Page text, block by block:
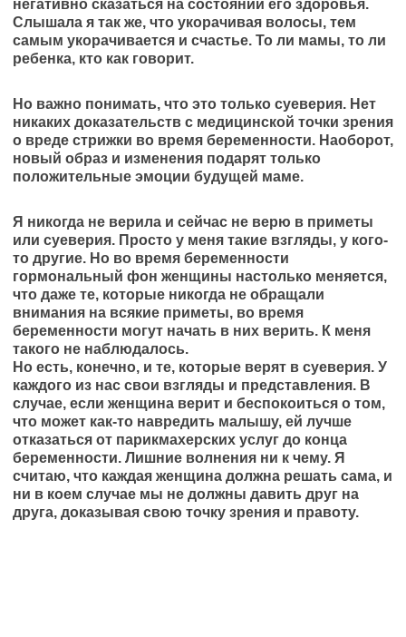
негативно сказаться на состоянии его здоровья.
Слышала я так же, что укорачивая волосы, тем
самым укорачивается и счастье. То ли мамы, то ли
ребенка, кто как говорит.
Но важно понимать, что это только суеверия. Нет
никаких доказательств с медицинской точки зрения
о вреде стрижки во время беременности. Наоборот,
новый образ и изменения подарят только
положительные эмоции будущей маме.
Я никогда не верила и сейчас не верю в приметы
или суеверия. Просто у меня такие взгляды, у кого-
то другие. Но во время беременности
гормональный фон женщины настолько меняется,
что даже те, которые никогда не обращали
внимания на всякие приметы, во время
беременности могут начать в них верить. К меня
такого не наблюдалось.
Но есть, конечно, и те, которые верят в суеверия. У
каждого из нас свои взгляды и представления. В
случае, если женщина верит и беспокоиться о том,
что может как-то навредить малышу, ей лучше
отказаться от парикмахерских услуг до конца
беременности. Лишние волнения ни к чему. Я
считаю, что каждая женщина должна решать сама, и
ни в коем случае мы не должны давить друг на
друга, доказывая свою точку зрения и правоту.